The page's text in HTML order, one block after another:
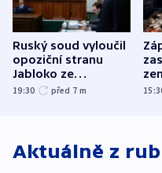
Ruský soud vyloučil
opoziční stranu
Jabloko ze
zářijových „voleb“
19:30 před 7 m
Aktuálně z